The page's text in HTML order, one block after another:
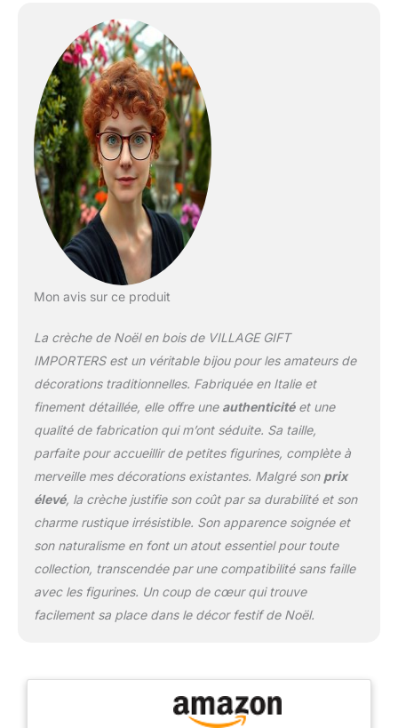
Mon avis sur ce produit
La crèche de Noël en bois de VILLAGE GIFT
IMPORTERS est un véritable bijou pour les amateurs de
décorations traditionnelles. Fabriquée en Italie et
finement détaillée, elle offre une authenticitéet une
qualité de fabrication qui m’ont séduite. Sa taille,
parfaite pour accueillir de petites figurines, complète à
merveille mes décorations existantes. Malgré son prix
élevé, la crèche justifie son coût par sa durabilité et son
charme rustique irrésistible. Son apparence soignée et
son naturalisme en font un atout essentiel pour toute
collection, transcendée par une compatibilité sans faille
avec les figurines. Un coup de cœur qui trouve
facilement sa place dans le décor festif de Noël.